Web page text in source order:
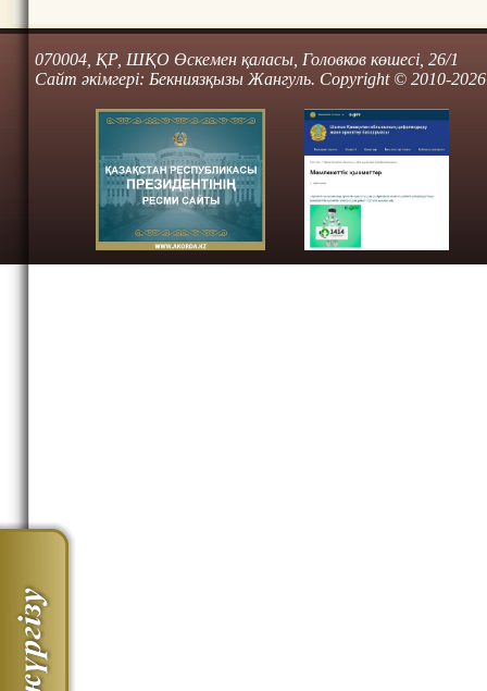
070004, ҚР, ШҚО Өскемен қаласы, Головков көшесі, 26/1
Сайт әкімгері: Бекниязқызы Жангуль. Copyright © 2010-2026